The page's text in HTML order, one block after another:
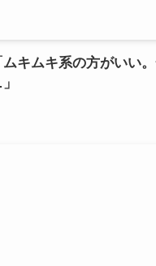
キムキ系の方がいい